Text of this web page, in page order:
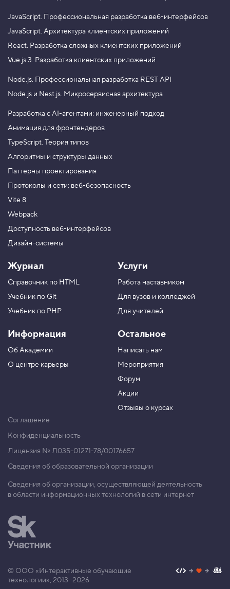
JavaScript. Профессиональная разработка веб-интерфейсов
JavaScript. Архитектура клиентских приложений
React. Разработка сложных клиентских приложений
Vue.js 3. Разработка клиентских приложений
Node.js. Профессиональная разработка REST API
Node.js и Nest.js. Микросервисная архитектура
Разработка с AI-агентами: инженерный подход
Анимация для фронтендеров
TypeScript. Теория типов
Алгоритмы и структуры данных
Паттерны проектирования
Протоколы и сети: веб-безопасность
Vite 8
Webpack
Доступность веб-интерфейсов
Дизайн-системы
Журнал
Справочник по HTML
Учебник по Git
Учебник по PHP
Информация
Об Академии
О центре карьеры
Услуги
Работа наставником
Для вузов и колледжей
Для учителей
Остальное
Написать нам
Мероприятия
Форум
Акции
Отзывы о курсах
Соглашение
Конфиденциальность
Лицензия № Л035-01271-78/00176657
Сведения об образовательной организации
Сведения об организации, осуществляющей деятельность
в области информационных технологий в сети интернет
© ООО «Интерактивные обучающие
технологии», 2013−2026